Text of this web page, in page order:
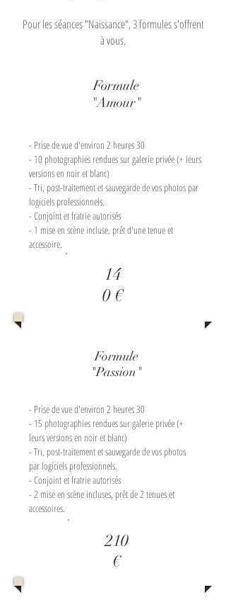
Pour les séances "Naissance", 3 formules s'offrent
à vous.
Formule
"Amour"
- Prise de vue d'environ 2 heures 30
- 10 photographies rendues sur galerie privée (+ leurs
versions en noir et blanc)
- Tri, post-traitement et sauvegarde de vos photos par
logiciels professionnels.
- Conjoint et fratrie autorisés
- 1 mise en scène incluse, prêt d'une tenue et
accessoire.
14
0 €
Formule
"Passion"
- Prise de vue d'environ 2 heures 30
- 15 photographies rendues sur galerie privée (+
leurs versions en noir et blanc)
- Tri, post-traitement et sauvegarde de vos photos
par logiciels professionnels.
- Conjoint et fratrie autorisés
- 2 mise en scène incluses, prêt de 2 tenues et
accessoires.
210
€